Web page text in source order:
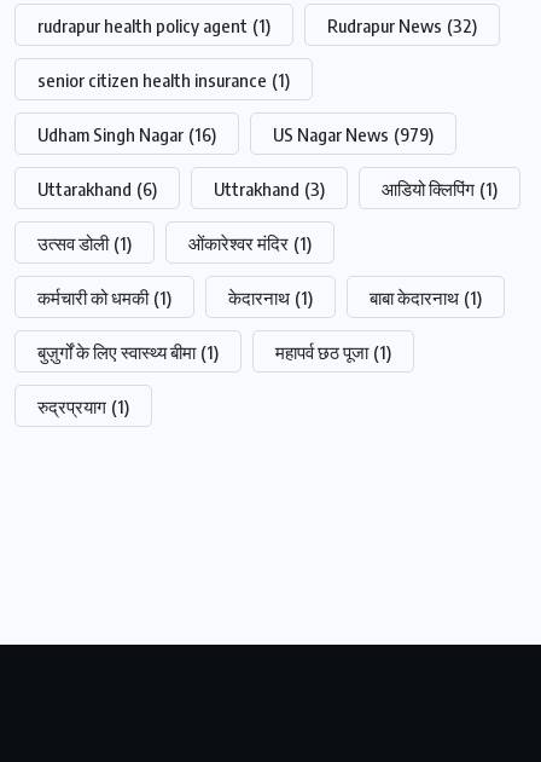
rudrapur health policy agent (1) Rudrapur News (32)
senior citizen health insurance (1)
Udham Singh Nagar (16) US Nagar News (979)
Uttarakhand (6) Uttrakhand (3) आडियो क्लिपिंग (1)
उत्सव डोली (1) ओंकारेश्वर मंदिर (1)
कर्मचारी को धमकी (1) केदारनाथ (1) बाबा केदारनाथ (1)
बुज़ुर्गों के लिए स्वास्थ्य बीमा (1) महापर्व छठ पूजा (1)
रुद्रप्रयाग (1)